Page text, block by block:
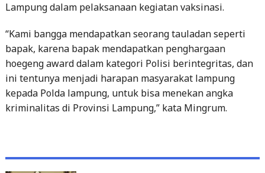
Lampung dalam pelaksanaan kegiatan vaksinasi.
“Kami bangga mendapatkan seorang tauladan seperti
bapak, karena bapak mendapatkan penghargaan
hoegeng award dalam kategori Polisi berintegritas, dan
ini tentunya menjadi harapan masyarakat lampung
kepada Polda lampung, untuk bisa menekan angka
kriminalitas di Provinsi Lampung,” kata Mingrum.